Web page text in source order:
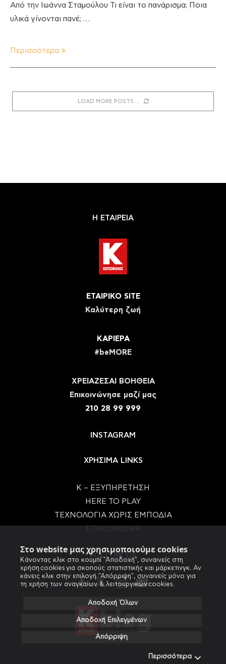
Στο website μας χρησιμοποιούμε cookies
Κάνοντας κλικ στο κουμπί "Αποδοχή", συναινείς στη
χρήση cookies για σκοπούς στατιστικής και μάρκετινγκ. Αν
κάνεις κλικ στην επιλογή "Απόρριψη", συναινείς μόνο για
τη χρήση των αναγκαίων & λειτουργικών cookies.
Αποδοχή Όλων
Αποδοχή Επιλεγμένων
Απόρριψη
Περισσότερα
Από την Ιωάννα Σταμούλου Τι είναι το πανάρισμα; Ποια
υλικά γίνονται πανέ; …
Περισσότερα
LOAD MORE POSTS
Η ΕΤΑΙΡΕΙΑ
ΕΤΑΙΡΙΚΟ SITE
Καλύτερη ζωή
ΚΑΡΙΕΡΑ
#beMORE
ΧΡΕΙΑΖΕΣΑΙ ΒΟΗΘΕΙΑ
Eπικοινώνησε μαζί μας
210 28 99 999
INSTAGRAM
ΧΡΗΣΙΜΑ LINKS
Κ – ΕΞΥΠΗΡΕΤΗΣΗ
HERE TO PLAY
ΤΕΧΝΟΛΟΓΙΑ ΧΩΡΙΣ ΕΜΠΟΔΙΑ
FOLLOW US